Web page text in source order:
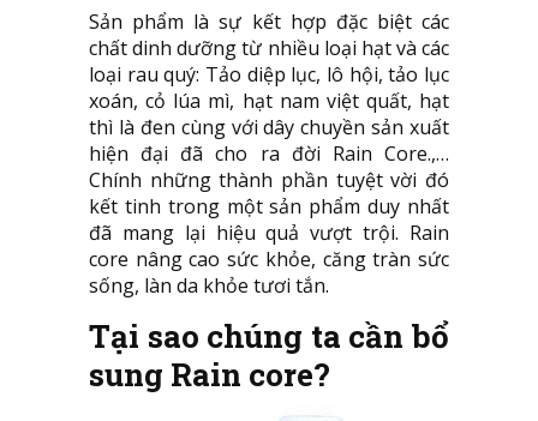
Sản phẩm là sự kết hợp đặc biệt các
chất dinh dưỡng từ nhiều loại hạt và các
loại rau quý: Tảo diệp lục, lô hội, tảo lục
xoán, cỏ lúa mì, hạt nam việt quất, hạt
thì là đen cùng với dây chuyền sản xuất
hiện đại đã cho ra đời Rain Core.,…
Chính những thành phần tuyệt vời đó
kết tinh trong một sản phẩm duy nhất
đã mang lại hiệu quả vượt trội. Rain
core nâng cao sức khỏe, căng tràn sức
sống, làn da khỏe tươi tắn.
Tại sao chúng ta cần bổ
sung Rain core?